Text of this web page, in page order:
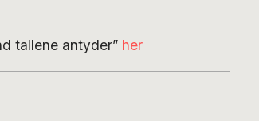
tallene antyder” her